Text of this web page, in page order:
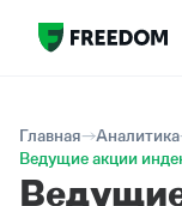
Главная Аналитика
Ведущие акции